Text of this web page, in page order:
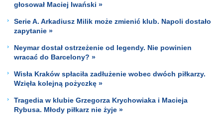
głosował Maciej Iwański »
Serie A. Arkadiusz Milik może zmienić klub. Napoli dostało
zapytanie »
Neymar dostał ostrzeżenie od legendy. Nie powinien
wracać do Barcelony? »
Wisła Kraków spłaciła zadłużenie wobec dwóch piłkarzy.
Wzięła kolejną pożyczkę »
Tragedia w klubie Grzegorza Krychowiaka i Macieja
Rybusa. Młody piłkarz nie żyje »